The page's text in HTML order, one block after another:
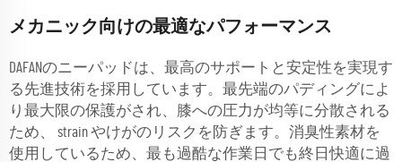
メカニック向けの最適なパフォーマンス
DAFANのニーパッドは、最高のサポートと安定性を実現す
る先進技術を採用しています。最先端のパディングによ
り最大限の保護がされ、膝への圧力が均等に分散される
ため、 strain やけがのリスクを防ぎます。消臭性素材を
使用しているため、最も過酷な作業日でも終日快適に過